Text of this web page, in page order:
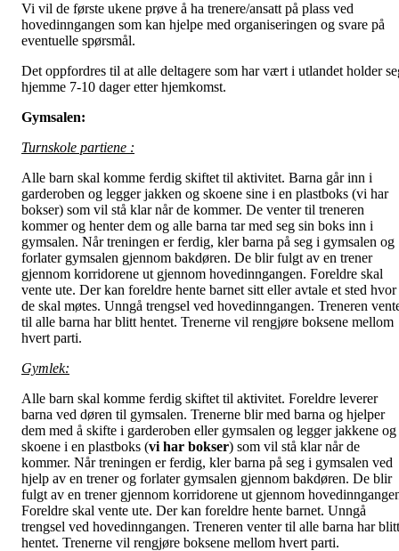
Vi vil de første ukene prøve å ha trenere/ansatt på plass ved
hovedinngangen som kan hjelpe med organiseringen og svare på
eventuelle spørsmål.
Det oppfordres til at alle deltagere som har vært i utlandet holder
hjemme 7-10 dager etter hjemkomst.
Gymsalen:
Turnskole partiene :
Alle barn skal komme ferdig skiftet til aktivitet. Barna går inn i
garderoben og legger jakken og skoene sine i en plastboks (vi har
bokser) som vil stå klar når de kommer. De venter til treneren
kommer og henter dem og alle barna tar med seg sin boks inn i
gymsalen. Når treningen er ferdig, kler barna på seg i gymsalen og
forlater gymsalen gjennom bakdøren. De blir fulgt av en trener
gjennom korridorene ut gjennom hovedinngangen. Foreldre skal
vente ute. Der kan foreldre hente barnet sitt eller avtale et sted hvor
de skal møtes. Unngå trengsel ved hovedinngangen. Treneren
til alle barna har blitt hentet. Trenerne vil rengjøre boksene mellom
hvert parti.
Gymlek:
Alle barn skal komme ferdig skiftet til aktivitet. Foreldre leverer
barna ved døren til gymsalen. Trenerne blir med barna og hjelper
dem med å skifte i garderoben eller gymsalen og legger jakkene og
skoene i en plastboks (vi har bokser) som vil stå klar når de
kommer. Når treningen er ferdig, kler barna på seg i gymsalen ved
hjelp av en trener og forlater gymsalen gjennom bakdøren. De blir
fulgt av en trener gjennom korridorene ut gjennom
Foreldre skal vente ute. Der kan foreldre hente barnet. Unngå
trengsel ved hovedinngangen. Treneren venter til alle barna har blitt
hentet. Trenerne vil rengjøre boksene mellom hvert parti.